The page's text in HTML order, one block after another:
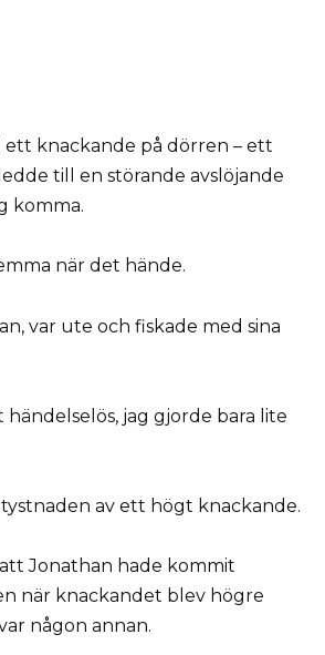
knackande på dörren – ett
till en störande avslöjande
komma.
när det hände.
var ute och fiskade med sina
händelselös, jag gjorde bara lite
av ett högt knackande.
Jonathan hade kommit
när knackandet blev högre
någon annan.